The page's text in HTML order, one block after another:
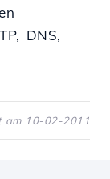
DNS,
am 10-02-2011